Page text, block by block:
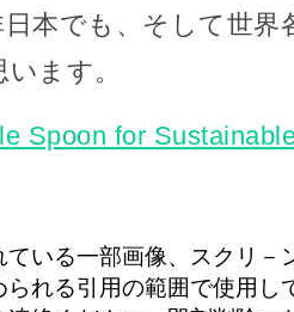
本でも、そして世界
ます。
Spoon for
いる一部画像、スクリ－
れる引用の範囲で使用し